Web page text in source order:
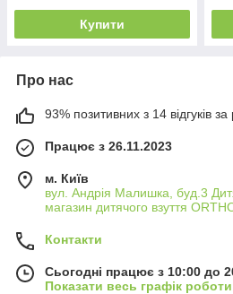
Купити
Про нас
93% позитивних з 14 відгуків за
Працює з 26.11.2023
м. Київ
вул. Андрія Малишка, буд.3
магазин дитячого взуття
Контакти
Сьогодні працює з 10:00 до
Показати весь графік роботи